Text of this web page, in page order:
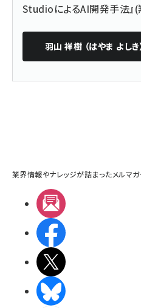
StudioによるAI開発手法』(
羽山 祥樹 （はやま よしき
業界情報やナレッジが詰まったメルマ